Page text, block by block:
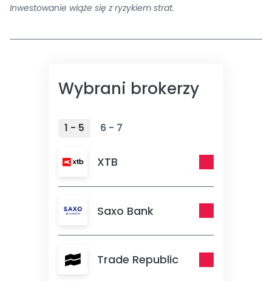
Inwestowanie wiąże się z ryzykiem strat.
Wybrani brokerzy
1 - 5 6 - 7
XTB
Saxo Bank
Trade Republic